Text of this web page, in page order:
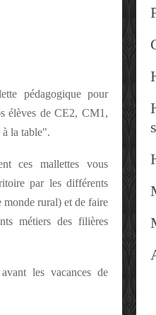
pédagogique pour
élèves de CE2, CM1,
la table".
ces mallettes vous
par les différents
monde rural) et de faire
métiers des filières
les vacances de